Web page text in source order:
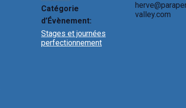
Catégorie
d’Évènement:
Stages et journées
perfectionnement
valley.com